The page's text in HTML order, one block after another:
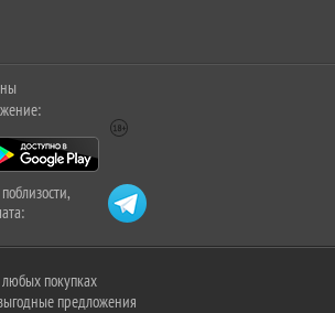
покупках
предложения